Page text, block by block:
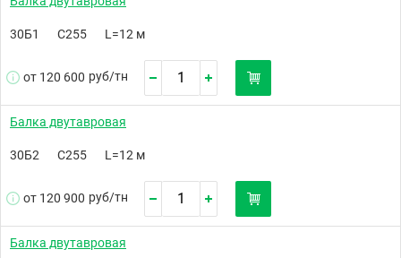
30Б1 С255 L=12 м
от 120 600 руб/тн
Балка двутавровая
30Б2 С255 L=12 м
от 120 900 руб/тн
Балка двутавровая